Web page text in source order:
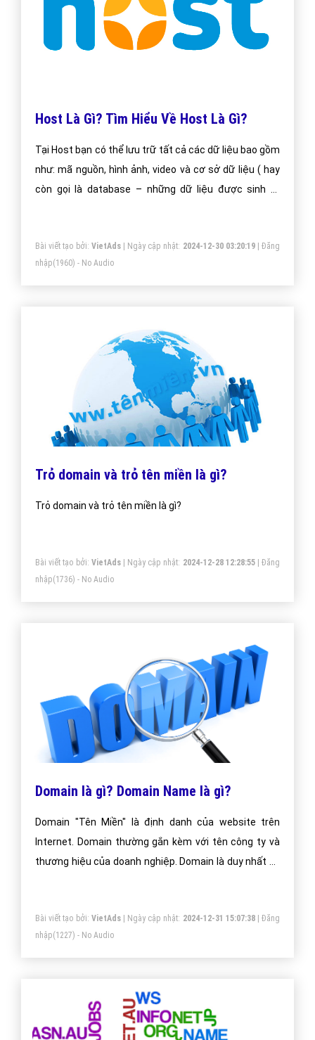
Host Là Gì? Tìm Hiểu Về Host Là Gì?
Tại Host bạn có thể lưu trữ tất cả các dữ liệu bao gồm
như: mã nguồn, hình ảnh, video và cơ sở dữ liệu ( hay
còn gọi là database – những dữ liệu được sinh ra
Bài viết tạo bởi: VietAds| Ngày cập nhật: 2024-12-30 03:20:19|Đăng
nhập(1960) - No Audio
Trỏ domain và trỏ tên miền là gì?
Trỏ domain và trỏ tên miền là gì?
Bài viết tạo bởi: VietAds| Ngày cập nhật: 2024-12-28 12:28:55|Đăng
nhập(1736) - No Audio
Domain là gì? Domain Name là gì?
Domain "Tên Miền" là định danh của website trên
Internet. Domain thường gắn kèm với tên công ty và
thương hiệu của doanh nghiệp. Domain là duy nhất và
Bài viết tạo bởi: VietAds| Ngày cập nhật: 2024-12-31 15:07:38|Đăng
nhập(1227) - No Audio